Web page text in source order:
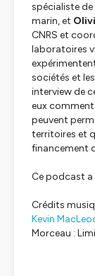
spécialiste
marin, et
CNRS et
laboratoires
sociétés et
interview de
eux
peuvent
territoires et
financement
Ce podcast a
Crédits
Kevin
Morceau :